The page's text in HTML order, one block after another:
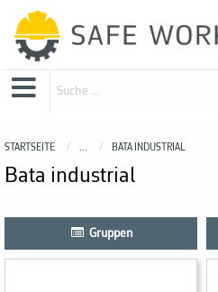
STARTSEITE ... BATA INDUSTRIAL
Bata industrial
Gruppen